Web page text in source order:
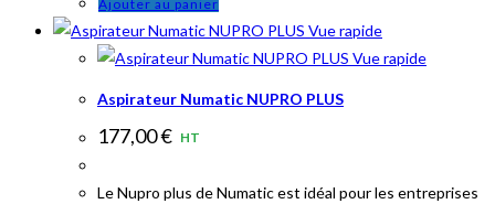
Ajouter au panier
Vue rapide
Vue rapide
Aspirateur Numatic NUPRO PLUS
177,00€ HT
Le Nupro plus de Numatic est idéal pour les entreprises